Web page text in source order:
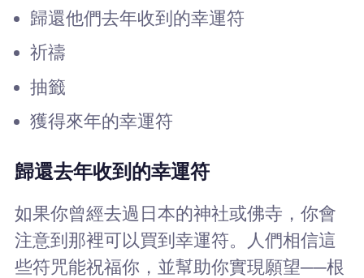
歸還他們去年收到的幸運符
祈禱
抽籤
獲得來年的幸運符
歸還去年收到的幸運符
如果你曾經去過日本的神社或佛寺，你會
注意到那裡可以買到幸運符。人們相信這
些符咒能祝福你，並幫助你實現願望──根